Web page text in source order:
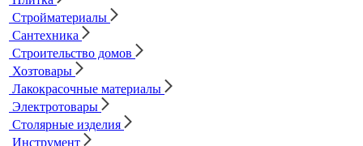
Стройматериалы
Сантехника
Строительство домов
Хозтовары
Лакокрасочные материалы
Электротовары
Столярные изделия
Инструмент